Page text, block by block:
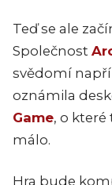
Teď se ale
Společnost
svědomí
oznámila
Game, o
málo.
Hra bude